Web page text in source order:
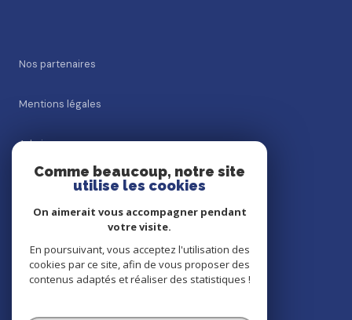
nos partenaires
mentions légales
admin
nos honoraires
cookies
© 2026 | Tous droits réservés
Comme beaucoup, notre site
utilise les cookies
On aimerait vous accompagner pendant
votre visite.
En poursuivant, vous acceptez l'utilisation des
cookies par ce site, afin de vous proposer des
contenus adaptés et réaliser des statistiques !